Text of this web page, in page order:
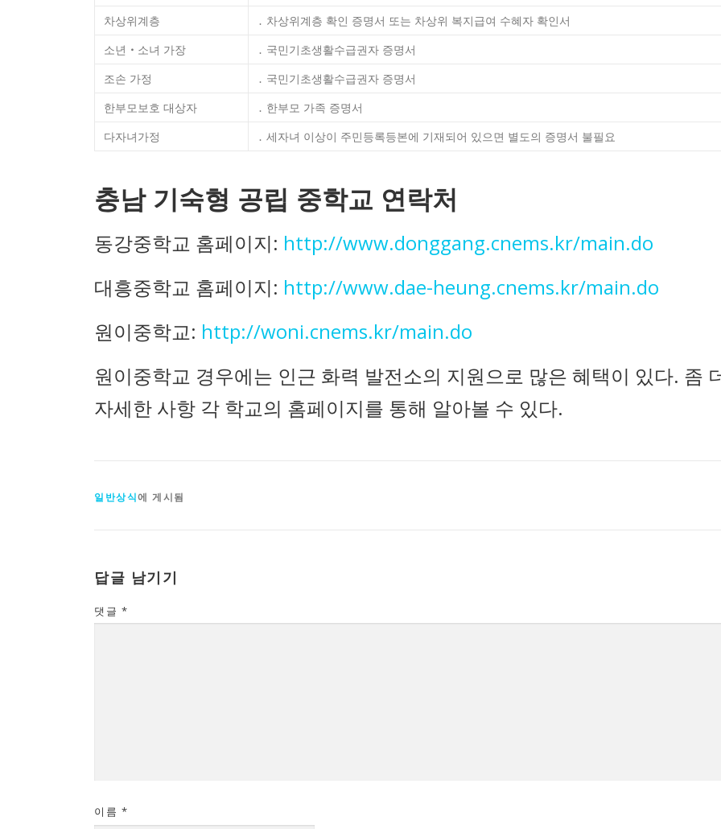
차상위계층
․ 차상위계층 확인 증명서 또는 차상위 복지급여 수혜자 확인서
소년 ・ 소녀 가장
․ 국민기초생활수급권자 증명서
조손 가정
․ 국민기초생활수급권자 증명서
한부모보호 대상자
․ 한부모 가족 증명서
다자녀가정
․ 세자녀 이상이 주민등록등본에 기재되어 있으면 별도의 증명서 불필요
충남 기숙형 공립 중학교 연락처
동강중학교 홈페이지: http://www.donggang.cnems.kr/main.do
대흥중학교 홈페이지: http://www.dae-heung.cnems.kr/main.do
원이중학교: http://woni.cnems.kr/main.do
원이중학교 경우에는 인근 화력 발전소의 지원으로 많은 혜택이 있다. 좀
자세한 사항 각 학교의 홈페이지를 통해 알아볼 수 있다.
일반상식에 게시됨
답글 남기기
댓글 *
이름 *